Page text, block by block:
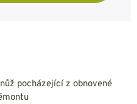
pocházející z obnovené